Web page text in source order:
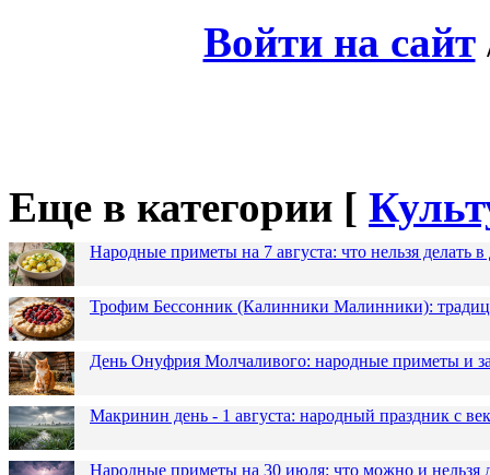
Войти на сайт
Еще в категории [
Народные приметы на 7 августа: что нельзя делать
Трофим Бессонник (Калинники Малинники):
День Онуфрия Молчаливого: народные приметы и
Макринин день - 1 августа: народный праздник с
Народные приметы на 30 июля: что можно и нельзя